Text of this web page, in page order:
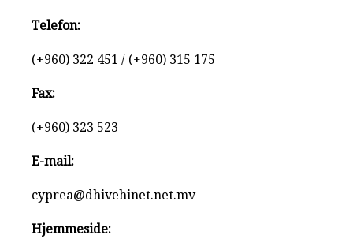
Telefon:
(+960) 322 451 / (+960) 315 175
Fax:
(+960) 323 523
E-mail:
cyprea@dhivehinet.net.mv
Hjemmeside: